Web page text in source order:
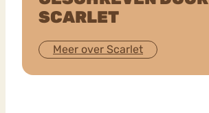
SCARLET
Meer over Scarlet